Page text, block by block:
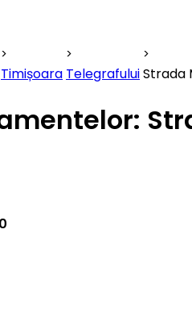
Timișoara TelegrafuluiStrada
0